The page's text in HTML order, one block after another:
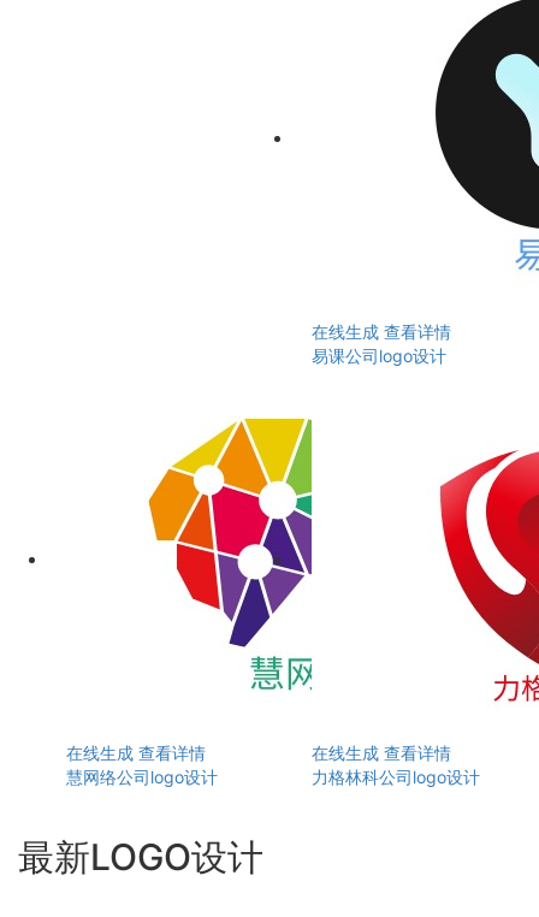
在线生成 查看详情
易课公司logo设计
在线生成 查看详情
慧网络公司logo设计
在线生成 查看详情
力格林科公司logo设计
最新LOGO设计